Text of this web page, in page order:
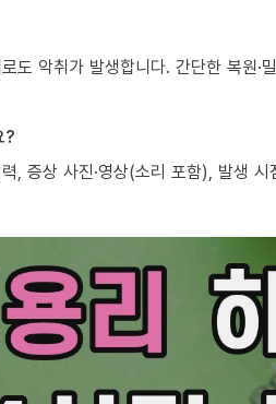
도 악취가 발생합니다. 간단한 복원·
?
, 증상 사진·영상(소리 포함), 발생